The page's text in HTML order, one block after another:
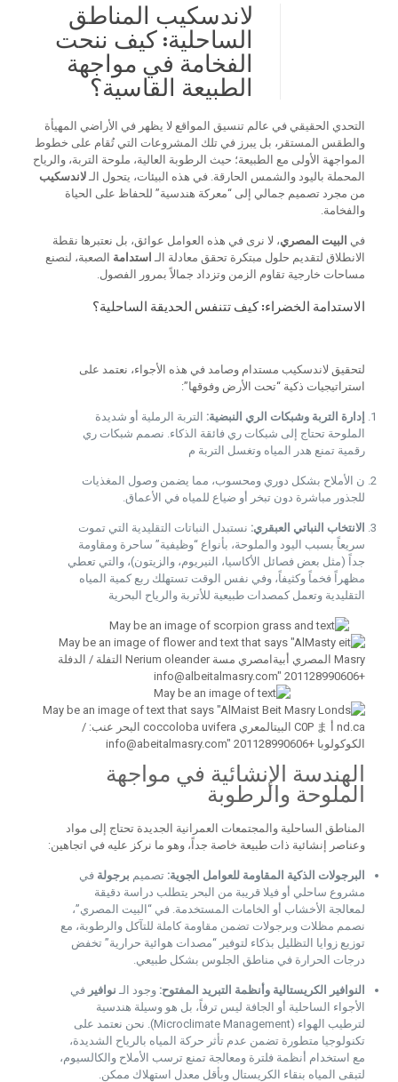
لاندسكيب المناطق
الساحلية: كيف ننحت
الفخامة في مواجهة
الطبيعة القاسية؟
التحدي الحقيقي في عالم تنسيق المواقع لا يظهر في الأراضي المهيأة
والطقس المستقر، بل يبرز في تلك المشروعات التي تُقام على خطوط
المواجهة الأولى مع الطبيعة؛ حيث الرطوبة العالية، ملوحة التربة، والرياح
المحملة باليود والشمس الحارقة. في هذه البيئات، يتحول الـ لاندسكيب
من مجرد تصميم جمالي إلى “معركة هندسية” للحفاظ على الحياة
والفخامة.
في البيت المصري، لا نرى في هذه العوامل عوائق، بل نعتبرها نقطة
الانطلاق لتقديم حلول مبتكرة تحقق معادلة الـ استدامة الصعبة، لنصنع
مساحات خارجية تقاوم الزمن وتزداد جمالاً بمرور الفصول.
الاستدامة الخضراء: كيف تتنفس الحديقة الساحلية؟
لتحقيق لاندسكيب مستدام وصامد في هذه الأجواء، نعتمد على
استراتيجيات ذكية “تحت الأرض وفوقها”:
إدارة التربة وشبكات الري النبضية: التربة الرملية أو شديدة
الملوحة تحتاج إلى شبكات ري فائقة الذكاء. نصمم شبكات ري
رقمية تمنع هدر المياه وتغسل التربة م
ن الأملاح بشكل دوري ومحسوب، مما يضمن وصول المغذيات
للجذور مباشرة دون تبخر أو ضياع للمياه في الأعماق.
الانتخاب النباتي العبقري: نستبدل النباتات التقليدية التي تموت
سريعاً بسبب اليود والملوحة، بأنواع “وظيفية” ساحرة ومقاومة
جداً (مثل بعض فصائل الأكاسيا، النيريوم، والزيتون)، والتي تعطي
مظهراً فخماً وكثيفاً، وفي نفس الوقت تستهلك ربع كمية المياه
التقليدية وتعمل كمصدات طبيعية للأتربة والرياح البحرية
الهندسة الإنشائية في مواجهة
الملوحة والرطوبة
المناطق الساحلية والمجتمعات العمرانية الجديدة تحتاج إلى مواد
وعناصر إنشائية ذات طبيعة خاصة جداً، وهو ما نركز عليه في اتجاهين:
البرجولات الذكية المقاومة للعوامل الجوية: تصميم برجولة في
مشروع ساحلي أو فيلا قريبة من البحر يتطلب دراسة دقيقة
لمعالجة الأخشاب أو الخامات المستخدمة. في “البيت المصري”،
نصمم مظلات وبرجولات تضمن مقاومة كاملة للتآكل والرطوبة، مع
توزيع زوايا التظليل بذكاء لتوفير “مصدات هوائية حرارية” تخفض
درجات الحرارة في مناطق الجلوس بشكل طبيعي.
النوافير الكريستالية وأنظمة التبريد المفتوح: وجود الـ نوافير في
الأجواء الساحلية أو الجافة ليس ترفاً، بل هو وسيلة هندسية
لترطيب الهواء (Microclimate Management). نحن نعتمد على
تكنولوجيا متطورة تضمن عدم تأثر حركة المياه بالرياح الشديدة،
مع استخدام أنظمة فلترة ومعالجة تمنع ترسب الأملاح والكالسيوم،
لتبقى المياه بنقاء الكريستال وبأقل معدل استهلاك ممكن.